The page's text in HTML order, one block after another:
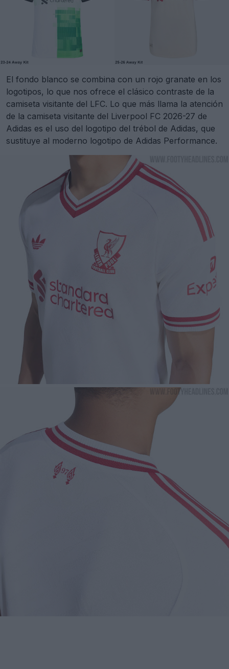
El fondo blanco se combina con un rojo granate en los
logotipos, lo que nos ofrece el clásico contraste de la
camiseta visitante del LFC. Lo que más llama la atención
de la camiseta visitante del Liverpool FC 2026-27 de
Adidas es el uso del logotipo del trébol de Adidas, que
sustituye al moderno logotipo de Adidas Performance.